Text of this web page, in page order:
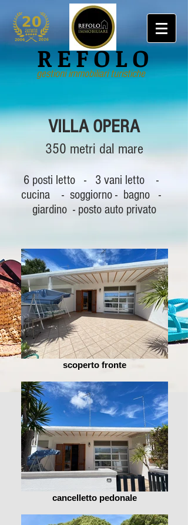
REFOLO
gestioni immobiliari turistiche
VILLA OPERA
350 metri dal mare
6 posti letto - 3 vani letto -
cucina - soggiorno - bagno -
giardino - posto auto privato
scoperto fronte
cancelletto pedonale